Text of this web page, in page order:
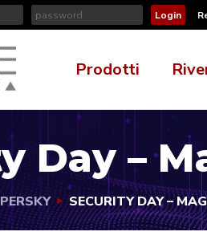
Prodotti
Day –
SECURITY DAY –